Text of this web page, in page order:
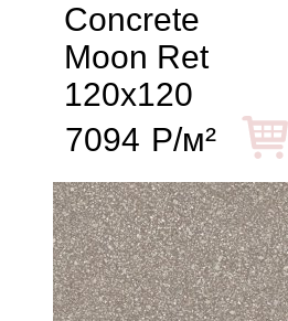
Concrete
Moon Ret
120x120
7094 Р/м²